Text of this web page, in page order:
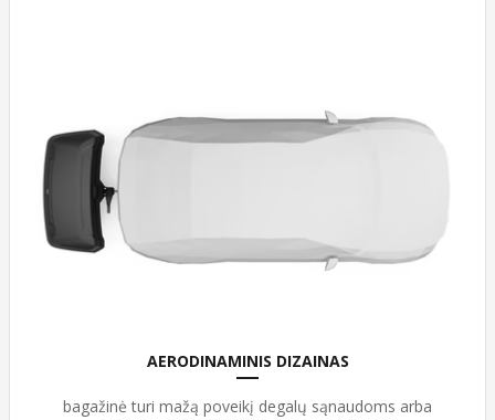
AERODINAMINIS DIZAINAS
bagažinė turi mažą poveikį degalų sąnaudoms arba